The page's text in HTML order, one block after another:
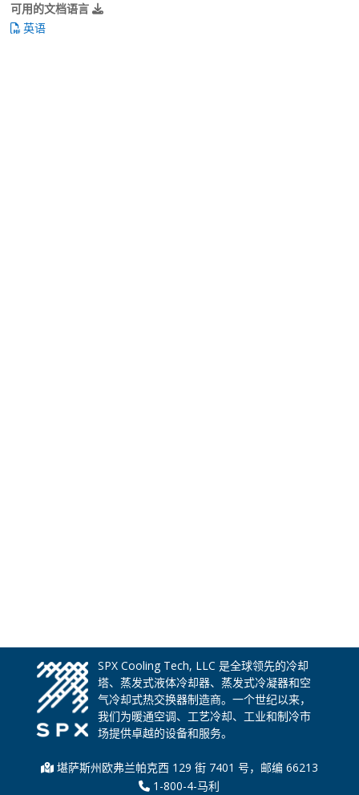
可用的文档语言
英语
SPX Cooling Tech, LLC 是全球领先的冷却
塔、蒸发式液体冷却器、蒸发式冷凝器和空
气冷却式热交换器制造商。一个世纪以来，
我们为暖通空调、工艺冷却、工业和制冷市
场提供卓越的设备和服务。
堪萨斯州欧弗兰帕克西 129 街 7401 号，邮编 66213
1-800-4-马利